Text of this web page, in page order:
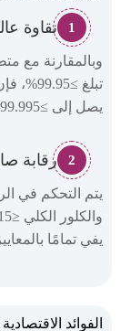
1 نقاوة
وبالمقارنة مع
تبلغ
يصل إلى ≥99.995%.
2 رقابة
يفي تمامًا
الفوائد